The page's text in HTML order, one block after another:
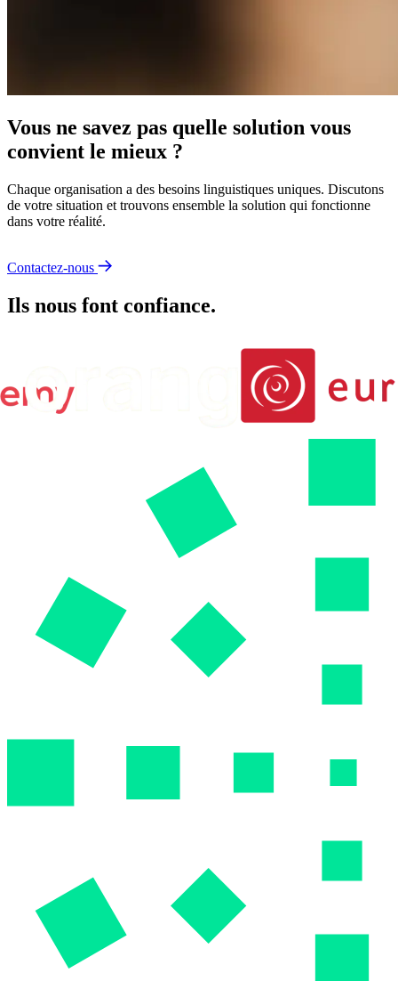
Vous ne savez pas quelle solution vous
convient le mieux ?
Chaque organisation a des besoins linguistiques uniques. Discutons
de votre situation et trouvons ensemble la solution qui fonctionne
dans votre réalité.
Contactez-nous
Ils nous font confiance.